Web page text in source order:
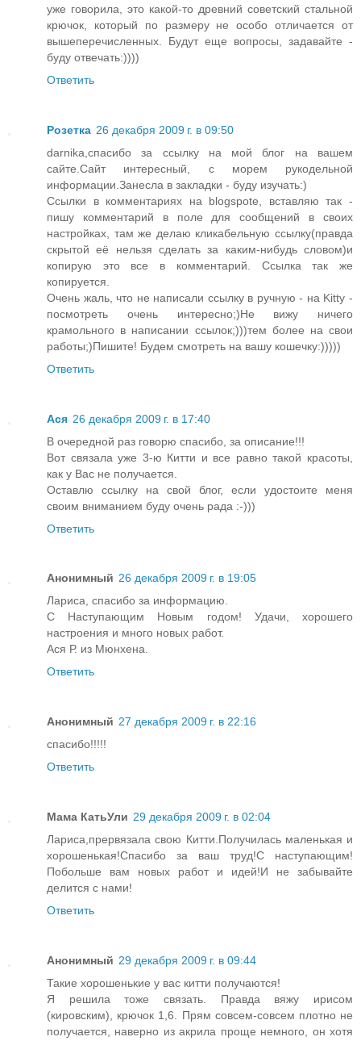
уже говорила, это какой-то древний советский стальной
крючок, который по размеру не особо отличается от
вышеперечисленных. Будут еще вопросы, задавайте -
буду отвечать:))))
Ответить
Розетка 26 декабря 2009 г. в 09:50
darnika,спасибо за ссылку на мой блог на вашем
сайте.Сайт интересный, с морем рукодельной
информации.Занесла в закладки - буду изучать:)
Ссылки в комментариях на blogspote, вставляю так -
пишу комментарий в поле для сообщений в своих
настройках, там же делаю кликабельную ссылку(правда
скрытой её нельзя сделать за каким-нибудь словом)и
копирую это все в комментарий. Ссылка так же
копируется.
Очень жаль, что не написали ссылку в ручную - на Kitty -
посмотреть очень интересно;)Не вижу ничего
крамольного в написании ссылок;)))тем более на свои
работы;)Пишите! Будем смотреть на вашу кошечку:)))))
Ответить
Ася 26 декабря 2009 г. в 17:40
В очередной раз говорю спасибо, за описание!!!
Вот связала уже 3-ю Китти и все равно такой красоты,
как у Вас не получается.
Оставлю ссылку на свой блог, если удостоите меня
своим вниманием буду очень рада :-)))
Ответить
Анонимный 26 декабря 2009 г. в 19:05
Лариса, спасибо за информацию.
С Наступающим Новым годом! Удачи, хорошего
настроения и много новых работ.
Ася Р. из Мюнхена.
Ответить
Анонимный 27 декабря 2009 г. в 22:16
спасибо!!!!!
Ответить
Мама КатьУли 29 декабря 2009 г. в 02:04
Лариса,прервязала свою Китти.Получилась маленькая и
хорошенькая!Спасибо за ваш труд!С наступающим!
Побольше вам новых работ и идей!И не забывайте
делится с нами!
Ответить
Анонимный 29 декабря 2009 г. в 09:44
Такие хорошенькие у вас китти получаются!
Я решила тоже связать. Правда вяжу ирисом
(кировским), крючок 1,6. Прям совсем-совсем плотно не
получается, наверно из акрила проще немного, он хотя